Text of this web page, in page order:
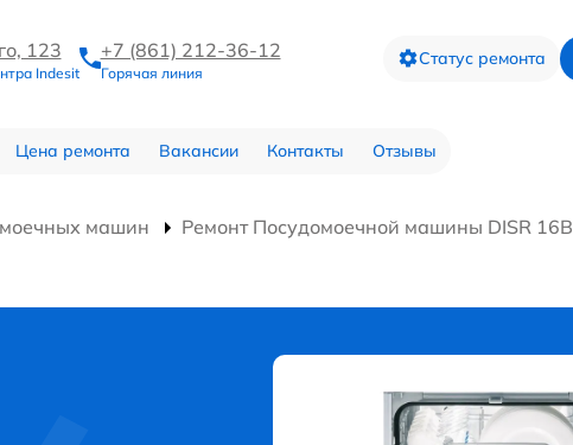
123
Indesit
+7 (861) 212-36-12
Горячая линия
Статус ремонта
Цена ремонта Вакансии Контакты Отзывы
машин
Ремонт Посудомоечной машины DISR 16B